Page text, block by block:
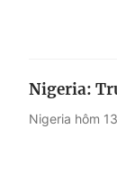
Nigeria:
Nigeria hôm